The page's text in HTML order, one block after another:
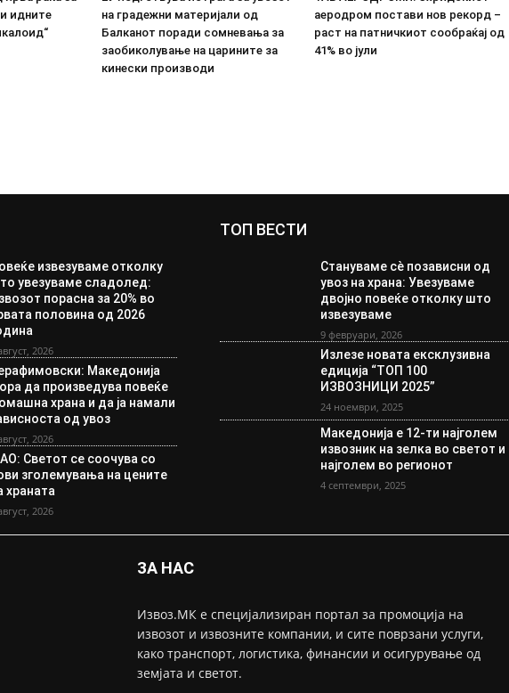
идните
на градежни материјали од
Балканот поради сомневања за
заобиколување на царините за
кинески производи
аеродром постави нов рекорд –
раст на патничкиот сообраќај од
41% во јули
извезуваме отколку
увезуваме сладолед:
порасна за 20% во
половина од 2026
2026
Македонија
да произведува повеќе
храна и да ја намали
од увоз
2026
Светот се соочува со
зголемувања на цените
храната
2026
ТОП ВЕСТИ
Стануваме сè позависни од
увоз на храна: Увезуваме
двојно повеќе отколку што
извезуваме
9 февруари, 2026
Излезе новата ексклузивна
едиција “ТОП 100
ИЗВОЗНИЦИ 2025”
24 ноември, 2025
Македонија е 12-ти најголем
извозник на зелка во светот и
најголем во регионот
4 септември, 2025
ЗА НАС
Извоз.МК е специјализиран портал за промоција на
извозот и извозните компании, и сите поврзани услуги,
како транспорт, логистика, финансии и осигурување од
земјата и светот.